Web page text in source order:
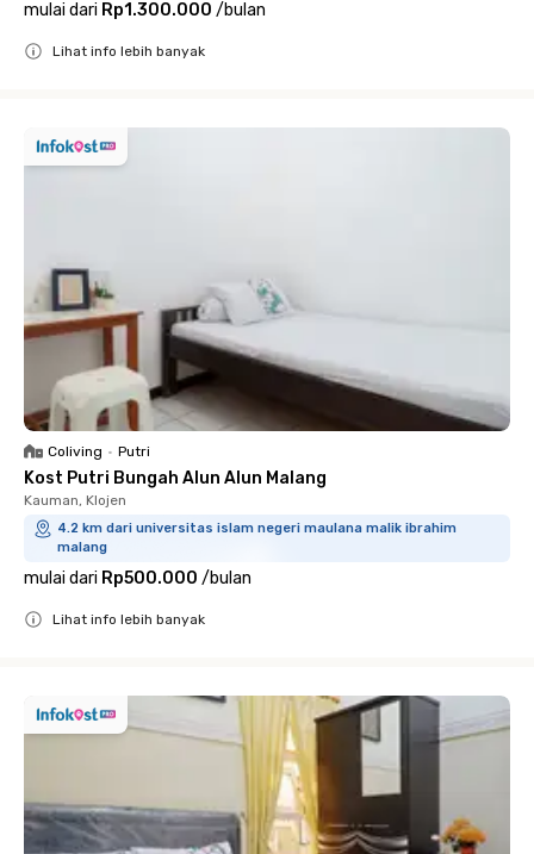
mulai dari Rp1.300.000 /bulan
Lihat info lebih banyak
Coliving • Putri
Kost Putri Bungah Alun Alun Malang
Kauman, Klojen
4.2 km dari universitas islam negeri maulana malik ibrahim
malang
mulai dari Rp500.000 /bulan
Lihat info lebih banyak